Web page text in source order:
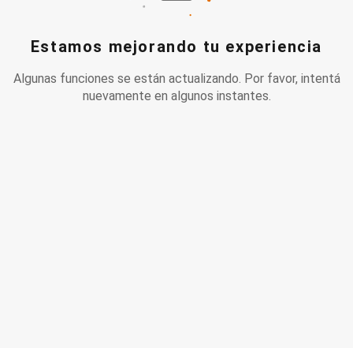
Estamos mejorando tu experiencia
Algunas funciones se están actualizando. Por favor, intentá
nuevamente en algunos instantes.